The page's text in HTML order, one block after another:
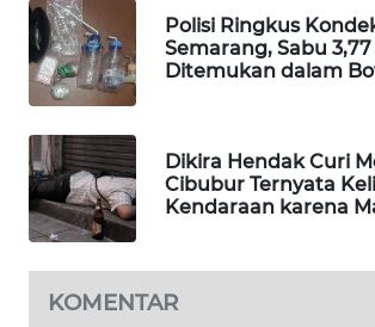
Polisi Ringkus
Semarang, Sabu
Ditemukan dalam
Dikira Hendak Curi
Cibubur Ternyata
Kendaraan karena
KOMENTAR
PLN
WATCH
LPKKI
LKKI
KOPEKLIN